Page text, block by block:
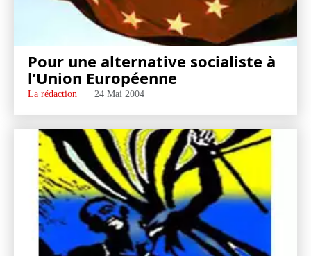
Pour une alternative socialiste à
l’Union Européenne
La rédaction 24 Mai 2004